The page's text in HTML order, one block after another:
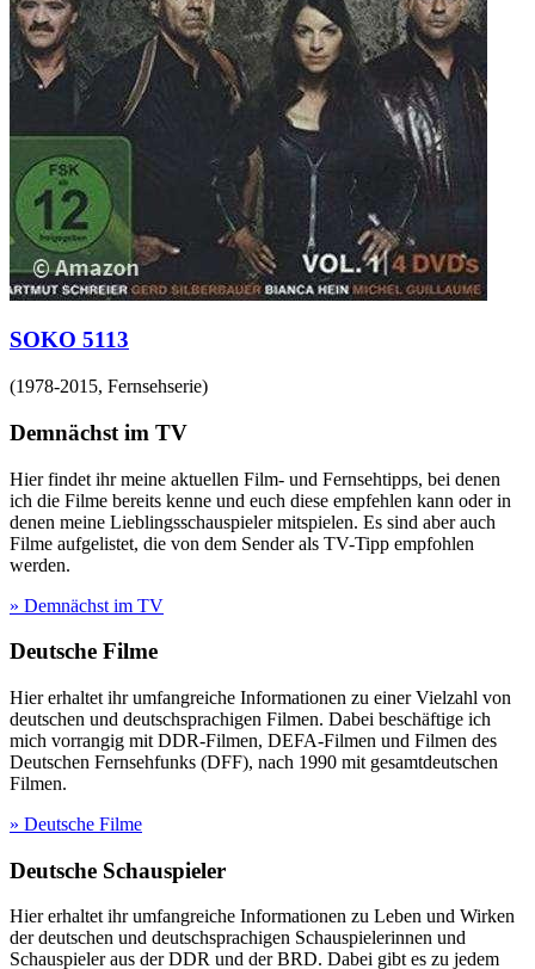
SOKO 5113
(1978-2015, Fernsehserie)
Demnächst im TV
Hier findet ihr meine aktuellen Film- und Fernsehtipps, bei denen
ich die Filme bereits kenne und euch diese empfehlen kann oder in
denen meine Lieblingsschauspieler mitspielen. Es sind aber auch
Filme aufgelistet, die von dem Sender als TV-Tipp empfohlen
werden.
» Demnächst im TV
Deutsche Filme
Hier erhaltet ihr umfangreiche Informationen zu einer Vielzahl von
deutschen und deutschsprachigen Filmen. Dabei beschäftige ich
mich vorrangig mit DDR-Filmen, DEFA-Filmen und Filmen des
Deutschen Fernsehfunks (DFF), nach 1990 mit gesamtdeutschen
Filmen.
» Deutsche Filme
Deutsche Schauspieler
Hier erhaltet ihr umfangreiche Informationen zu Leben und Wirken
der deutschen und deutschsprachigen Schauspielerinnen und
Schauspieler aus der DDR und der BRD. Dabei gibt es zu jedem